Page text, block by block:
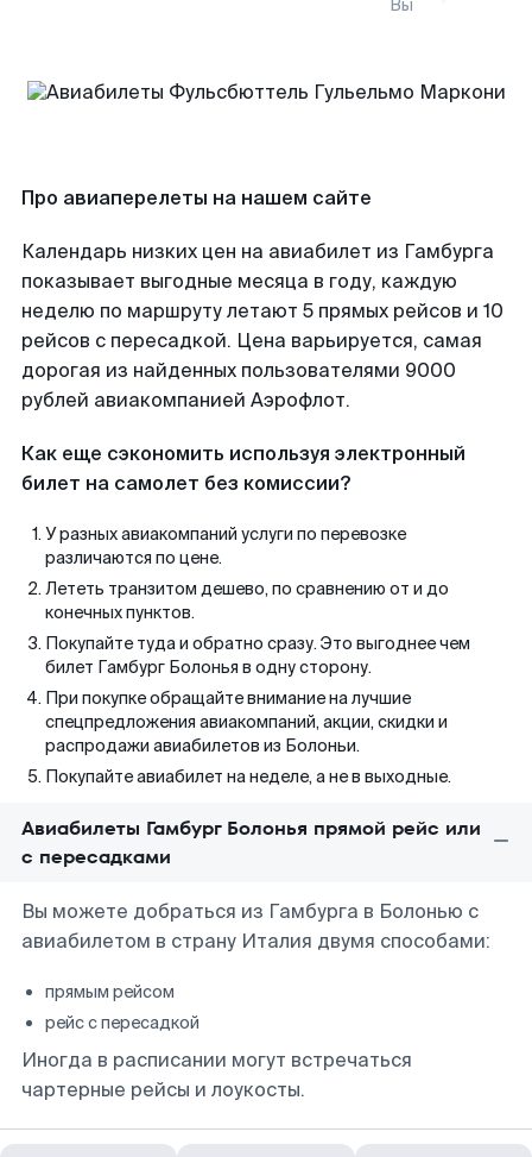
Вы
Про авиаперелеты на нашем сайте
Календарь низких цен на авиабилет из Гамбурга
показывает выгодные месяца в году, каждую
неделю по маршруту летают 5 прямых рейсов и 10
рейсов с пересадкой. Цена варьируется, самая
дорогая из найденных пользователями 9000
рублей авиакомпанией Аэрофлот.
Как еще сэкономить используя электронный
билет на самолет без комиссии?
У разных авиакомпаний услуги по перевозке
различаются по цене.
Лететь транзитом дешево, по сравнению от и до
конечных пунктов.
Покупайте туда и обратно сразу. Это выгоднее чем
билет Гамбург Болонья в одну сторону.
При покупке обращайте внимание на лучшие
спецпредложения авиакомпаний, акции, скидки и
распродажи авиабилетов из Болоньи.
Покупайте авиабилет на неделе, а не в выходные.
Авиабилеты Гамбург Болонья прямой рейс или
с пересадками
Вы можете добраться из Гамбурга в Болонью с
авиабилетом в страну Италия двумя способами:
прямым рейсом
рейс с пересадкой
Иногда в расписании могут встречаться
чартерные рейсы и лоукосты.